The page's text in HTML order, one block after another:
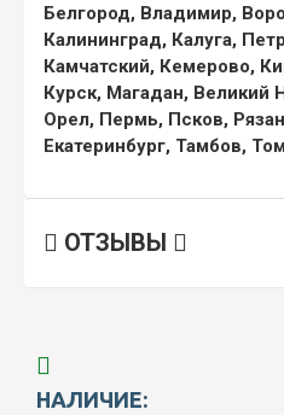
Белгород, Владимир,
Калининград, Калуга,
Камчатский, Кемерово,
Курск, Магадан, Великий
Орел, Пермь, Псков,
Екатеринбург, Тамбов,
ОТЗЫВЫ
НАЛИЧИЕ: